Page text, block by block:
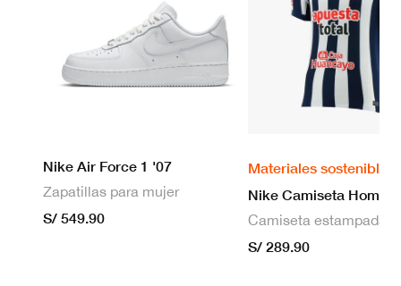
Nike Air Force 1 '07
Zapatillas para mujer
S/ 549.90
Materiales sostenibles
S/ 289.90